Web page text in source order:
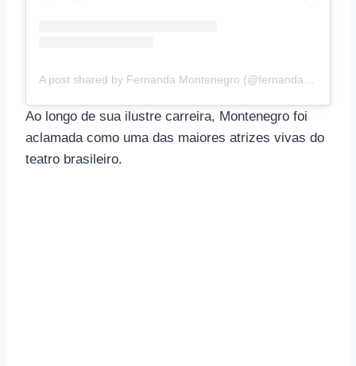
Ao longo de sua ilustre carreira, Montenegro foi
aclamada como uma das maiores atrizes vivas do
teatro brasileiro.